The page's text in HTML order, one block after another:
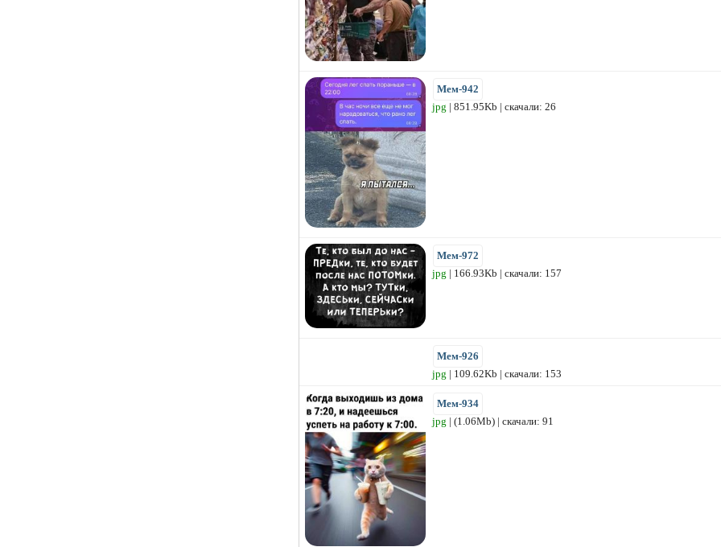
Мем-942
jpg | 851.95Kb | скачали: 26
Мем-972
jpg | 166.93Kb | скачали: 157
Мем-926
jpg | 109.62Kb | скачали: 153
Мем-934
jpg | (1.06Mb) | скачали: 91